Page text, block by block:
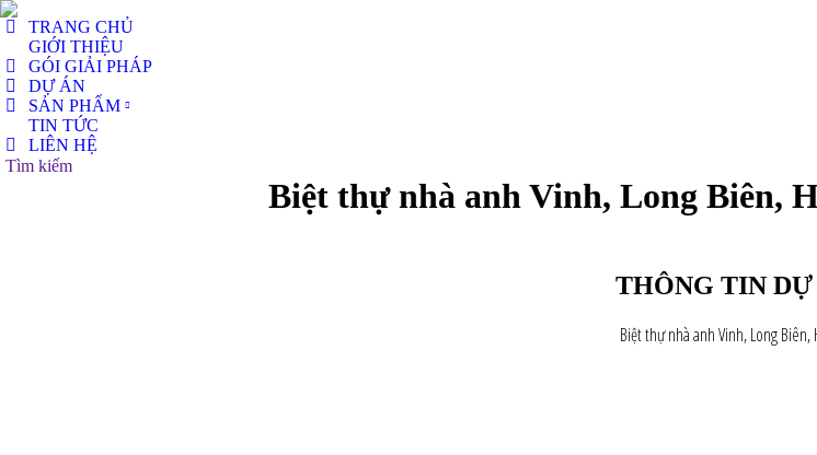
TRANG CHỦ
GIỚI THIỆU
GÓI GIẢI PHÁP
DỰ ÁN
SẢN PHẨM
TIN TỨC
LIÊN HỆ
Search:
Tìm kiếm
Biệt thự nhà anh Vinh, Long Biên,
THÔNG TIN DỰ
Biệt thự nhà anh Vinh, Long Biên,